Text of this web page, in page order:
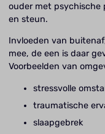
ouder met psychische
en steun.
Invloeden van
mee, de een is daar
Voorbeelden van
stressvolle
traumatische
slaapgebrek